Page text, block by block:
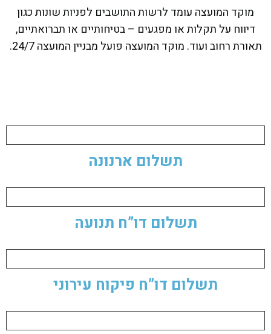
מוקד המועצה עומד לרשות התושבים לפניות שונות כגון
דיווח על תקלות או מפגעים – בטיחותיים או תברואתיים,
תאורת רחוב ועוד. מוקד המועצה פועל מבניין המועצה 24/7.
תשלום ארנונה
תשלום דו”ח תנועה
תשלום דו”ח פיקוח עירוני